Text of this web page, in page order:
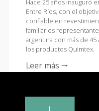
Hace 25 años inauguró
Entre Ríos, con el
confiable en
familiar es
argentina con más de
los productos Quimtex.
Leer más 🠒